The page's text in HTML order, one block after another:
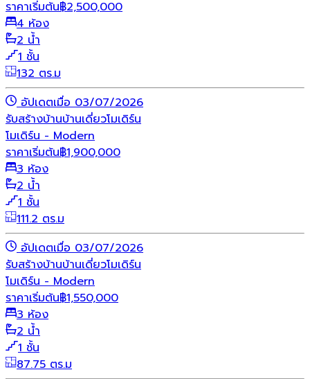
ราคาเริ่มต้น฿2,500,000
4 ห้อง
2 น้ำ
1 ชั้น
132 ตร.ม
อัปเดตเมื่อ 03/07/2026
รับสร้างบ้านบ้านเดี่ยวโมเดิร์น
โมเดิร์น - Modern
ราคาเริ่มต้น฿1,900,000
3 ห้อง
2 น้ำ
1 ชั้น
111.2 ตร.ม
อัปเดตเมื่อ 03/07/2026
รับสร้างบ้านบ้านเดี่ยวโมเดิร์น
โมเดิร์น - Modern
ราคาเริ่มต้น฿1,550,000
3 ห้อง
2 น้ำ
1 ชั้น
87.75 ตร.ม